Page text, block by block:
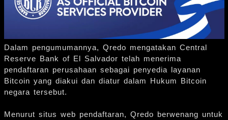
Dalam pengumumannya, Qredo mengatakan Central
Reserve Bank of El Salvador telah menerima
pendaftaran perusahaan sebagai penyedia layanan
Bitcoin yang diakui dan diatur dalam Hukum Bitcoin
negara tersebut.
Menurut situs web pendaftaran, Qredo berwenang untuk